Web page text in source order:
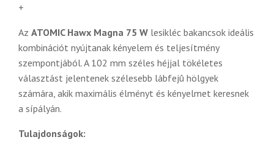
+
Az ATOMIC Hawx Magna 75 W lesikléc bakancsok ideális
kombinációt nyújtanak kényelem és teljesítmény
szempontjából. A 102 mm széles héjjal tökéletes
választást jelentenek szélesebb lábfejû hölgyek
számára, akik maximális élményt és kényelmet keresnek
a sípályán.
Tulajdonságok: